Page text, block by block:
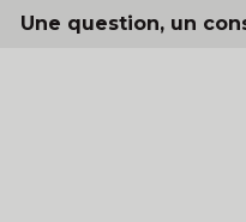
Une question, un